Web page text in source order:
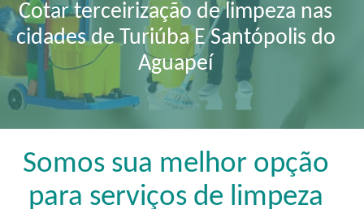
Cotar terceirização de limpeza nas
cidades de Turiúba E Santópolis do
Aguapeí
Somos sua melhor opção
para serviços de limpeza